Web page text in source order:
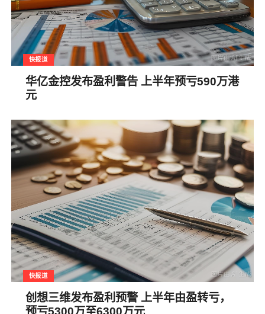
快报道
华亿金控发布盈利警告 上半年预亏590万港
元
快报道
创想三维发布盈利预警 上半年由盈转亏，
预亏5300万至6300万元